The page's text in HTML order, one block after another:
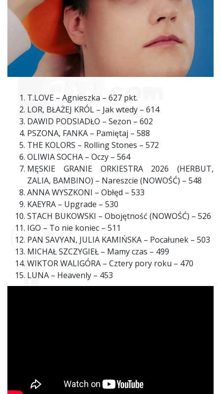
T.LOVE – Agnieszka – 627 pkt.
LOR, BŁAŻEJ KRÓL – Jak wtedy – 614
DAWID PODSIADŁO – Sezon – 602
PSZONA, FANKA – Pamiętaj – 588
THE KOLORS – Rolling Stones – 572
OLIWIA SOCHA – Oczy – 564
MĘSKIE GRANIE ORKIESTRA 2026 (HERBUT,
ZALIA, BAMBINO) – Nareszcie (NOWOŚĆ) – 548
ANNA WYSZKONI – Obłęd – 533
KAEYRA – Upgrade – 530
STACH BUKOWSKI – Obojętność (NOWOŚĆ) – 526
IGO – To nie koniec – 511
PAN SAVYAN, JULIA KAMIŃSKA – Pocałunek – 503
MICHAŁ SZCZYGIEŁ – Mamy czas – 499
WIKTOR WALIGÓRA – Cztery pory roku – 470
LUNA – Heavenly – 453